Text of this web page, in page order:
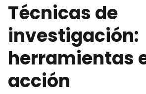
Técnicas de
investigación:
herramientas
acción